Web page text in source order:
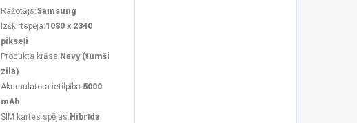
Ražotājs:Samsung
Izšķirtspēja:1080 x 2340
pikseļi
Produkta krāsa: Navy (tumši
zila)
Akumulatora ietilpība:5000
mAh
SIM kartes spējas: Hibrīda